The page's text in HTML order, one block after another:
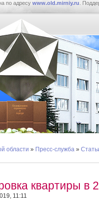
по адресу www.old.mirniy.ru .
области » Пресс-служба »
квартиры в
11:11